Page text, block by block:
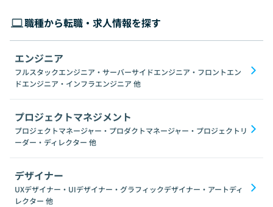
職種から転職・求人情報を探す
エンジニア
フルスタックエンジニア・サーバーサイドエンジニア・フロントエン
ドエンジニア・インフラエンジニア 他
プロジェクトマネジメント
プロジェクトマネージャー・プロダクトマネージャー・プロジェクトリ
ーダー・ディレクター 他
デザイナー
UXデザイナー・UIデザイナー・グラフィックデザイナー・アートディ
レクター 他